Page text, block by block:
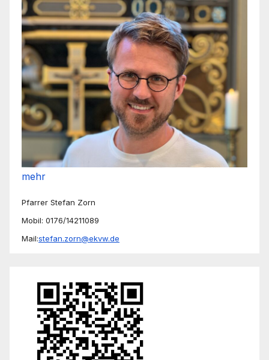
mehr
Pfarrer Stefan Zorn
Mobil: 0176/14211089
Mail:stefan.zorn@ekvw.de